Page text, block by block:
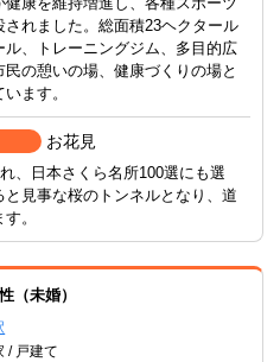
れました。総面積23ヘクタール
、トレーニングジム、多目的広
の憩いの場、健康づくりの場と
ます。
お花見
、日本さくら名所100選にも選
見事な桜のトンネルとなり、道
。
（未婚）
/ 戸建て